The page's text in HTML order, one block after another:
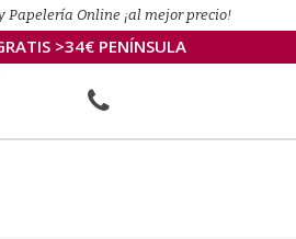
Papelería Online ¡al mejor precio!
>34€ PENÍNSULA